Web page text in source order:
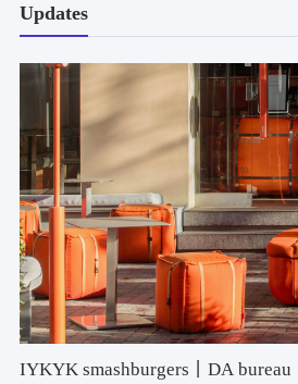
Updates
IYKYK smashburgers丨DA bureau